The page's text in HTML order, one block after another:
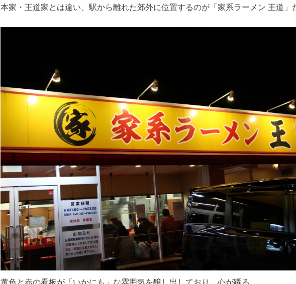
本家・王道家とは違い、駅から離れた郊外に位置するのが「家系ラーメン 王道」
黄色と赤の看板が「いかにも」な雰囲気を醸し出しており、心が躍る。